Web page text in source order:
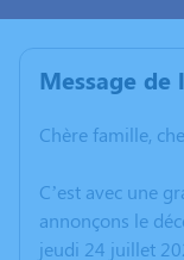
Message
Chère famille,
C’est avec une
annonçons le
jeudi 24 juillet